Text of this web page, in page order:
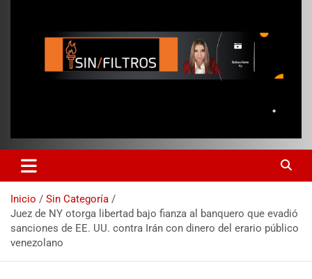
Inicio
Sin Categoría
Juez de NY otorga libertad bajo fianza al banquero que evadió
sanciones de EE. UU. contra Irán con dinero del erario público
venezolano